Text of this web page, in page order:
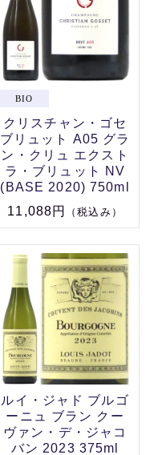
クリスチャン・ゴセ
ブリュット A05 グラ
ン・クリュ エクスト
ラ・ブリュット NV
(BASE 2020) 750ml
11,088円
（税込み）
ルイ・ジャド ブルゴ
ーニュ ブラン クー
ヴァン・デ・ジャコ
バン 2023 375ml